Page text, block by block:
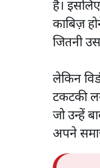
है।
काबिज़
जितनी
लेकिन
टकटकी
जो उन्हें
अपने